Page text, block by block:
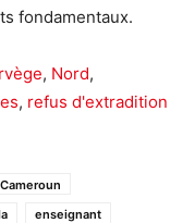
fondamentaux.
, Nord,
, refus d'extradition
Cameroun
enseignant